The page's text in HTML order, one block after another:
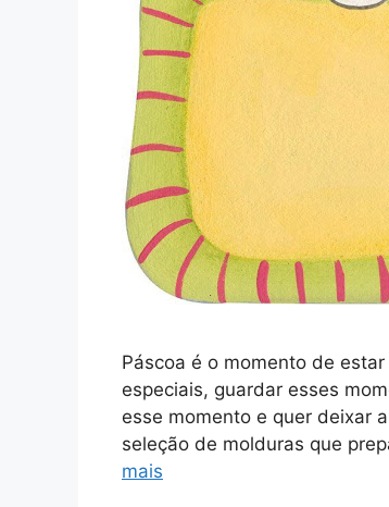
Páscoa é o momento de
especiais, guardar esses
esse momento e quer deixar
seleção de molduras que
mais